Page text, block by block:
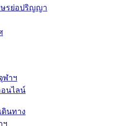
รย่อปริญญา
ฬาฯ
นไลน์
ดินทาง
ฯ